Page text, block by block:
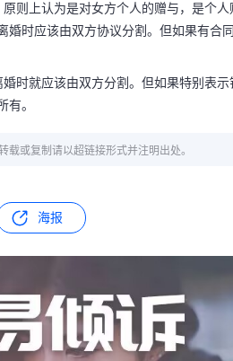
则上认为是对女方个人的赠与，是个
时应该由双方协议分割。但如果有合
时就应该由双方分割。但如果特别表
。
或复制请以超链接形式并注明出处。
海报